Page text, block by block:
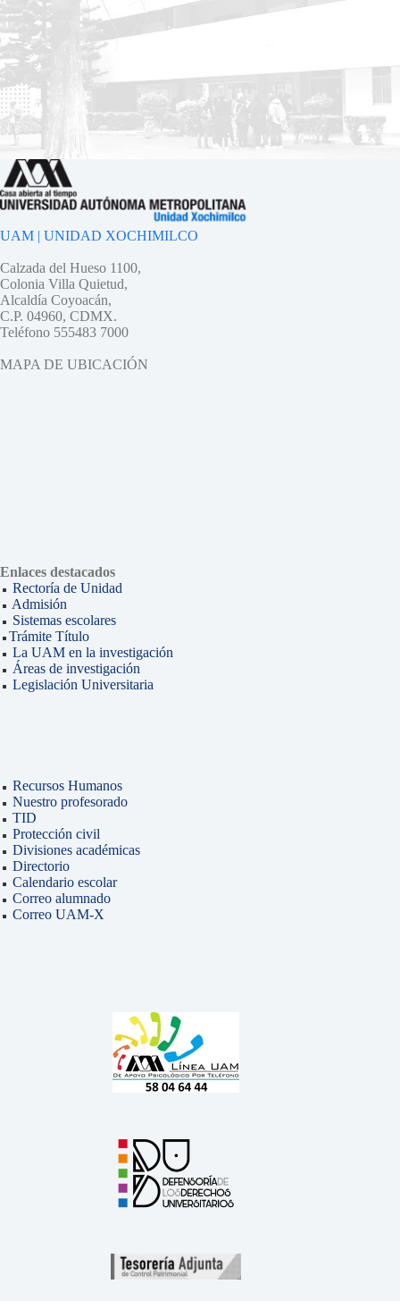
UAM | UNIDAD XOCHIMILCO
Calzada del Hueso 1100,
Colonia Villa Quietud,
Alcaldía Coyoacán,
C.P. 04960, CDMX.
Teléfono 555483 7000
MAPA DE UBICACIÓN
Enlaces destacados
Rectoría de Unidad
Admisión
Sistemas escolares
Trámite Título
La UAM en la investigación
Áreas de investigación
Legislación Universitaria
Recursos Humanos
Nuestro profesorado
TID
Protección civil
Divisiones académicas
Directorio
Calendario escolar
Correo alumnado
Correo UAM-X